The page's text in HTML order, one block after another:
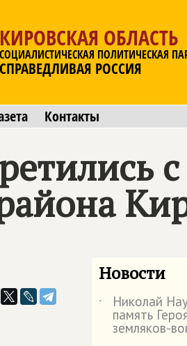
КИРОВСКАЯ ОБЛАСТЬ
СОЦИАЛИСТИЧЕСКАЯ ПОЛИТИЧЕСКАЯ
СПРАВЕДЛИВАЯ РОССИЯ
Контакты
с
Новости
˙ Николай
память
земляков-